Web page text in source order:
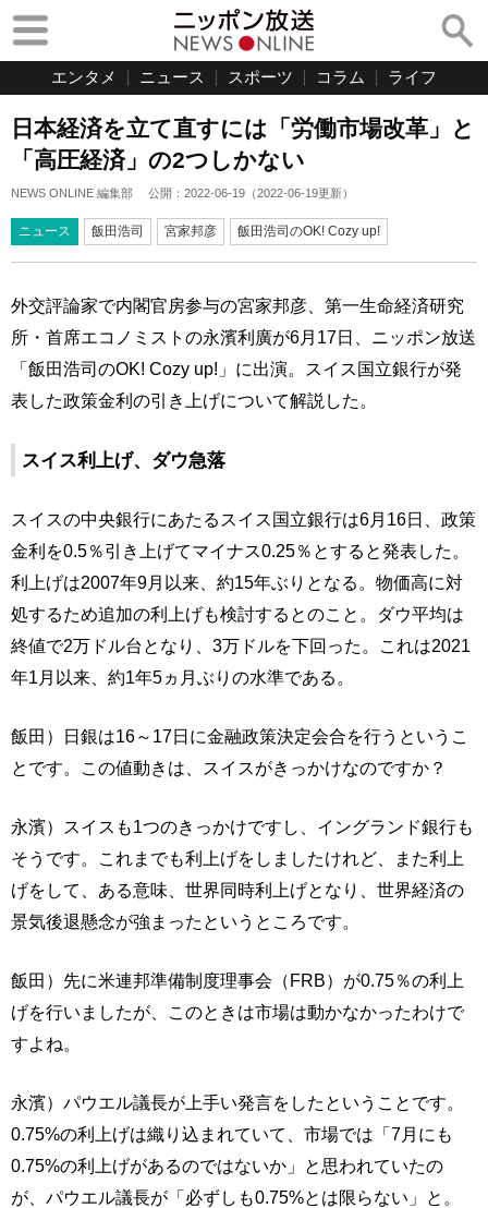
エンタメ ニュース スポーツ コラム ライフ
日本経済を立て直すには「労働市場改革」と
「高圧経済」の2つしかない
NEWS ONLINE 編集部 公開： 2022-06-19 （2022-06-19更新）
ニュース 飯田浩司 宮家邦彦 飯田浩司のOK! Cozy up!
外交評論家で内閣官房参与の宮家邦彦、第一生命経済研究
所・首席エコノミストの永濱利廣が6月17日、ニッポン放送
「飯田浩司のOK! Cozy up!」に出演。スイス国立銀行が発
表した政策金利の引き上げについて解説した。
スイス利上げ、ダウ急落
スイスの中央銀行にあたるスイス国立銀行は6月16日、政策
金利を0.5％引き上げてマイナス0.25％とすると発表した。
利上げは2007年9月以来、約15年ぶりとなる。物価高に対
処するため追加の利上げも検討するとのこと。ダウ平均は
終値で2万ドル台となり、3万ドルを下回った。これは2021
年1月以来、約1年5ヵ月ぶりの水準である。
飯田）日銀は16～17日に金融政策決定会合を行うというこ
とです。この値動きは、スイスがきっかけなのですか？
永濱）スイスも1つのきっかけですし、イングランド銀行も
そうです。これまでも利上げをしましたけれど、また利上
げをして、ある意味、世界同時利上げとなり、世界経済の
景気後退懸念が強まったというところです。
飯田）先に米連邦準備制度理事会（FRB）が0.75％の利上
げを行いましたが、このときは市場は動かなかったわけで
すよね。
永濱）パウエル議長が上手い発言をしたということです。
0.75%の利上げは織り込まれていて、市場では「7月にも
0.75%の利上げがあるのではないか」と思われていたの
が、パウエル議長が「必ずしも0.75%とは限らない」と。